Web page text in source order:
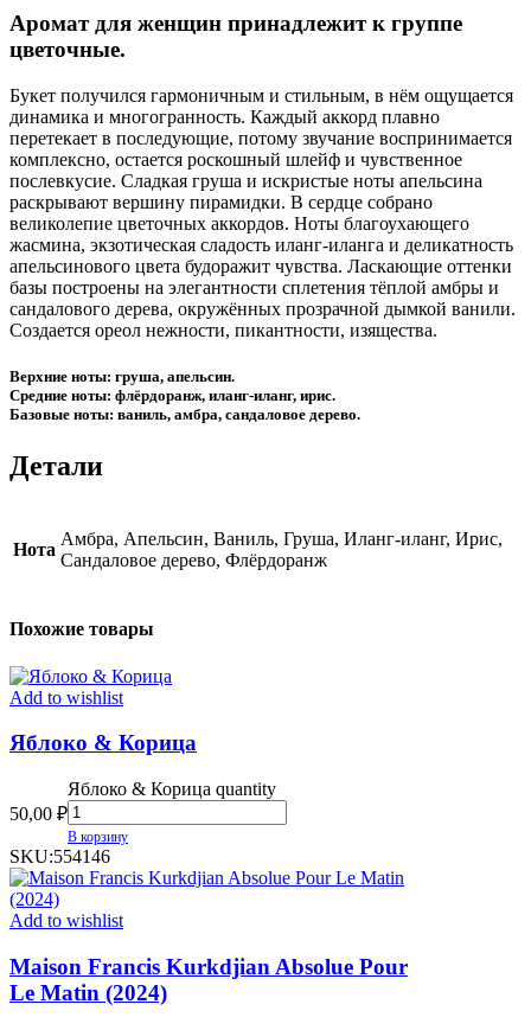
Аромат для женщин принадлежит к группе
цветочные.
Букет получился гармоничным и стильным, в нём ощущается
динамика и многогранность. Каждый аккорд плавно
перетекает в последующие, потому звучание воспринимается
комплексно, остается роскошный шлейф и чувственное
послевкусие. Сладкая груша и искристые ноты апельсина
раскрывают вершину пирамидки. В сердце собрано
великолепие цветочных аккордов. Ноты благоухающего
жасмина, экзотическая сладость иланг-иланга и деликатность
апельсинового цвета будоражит чувства. Ласкающие оттенки
базы построены на элегантности сплетения тёплой амбры и
сандалового дерева, окружённых прозрачной дымкой ванили.
Создается ореол нежности, пикантности, изящества.
Верхние ноты: груша, апельсин.
Средние ноты: флёрдоранж, иланг-иланг, ирис.
Базовые ноты: ваниль, амбра, сандаловое дерево.
Детали
Нота
Амбра, Апельсин, Ваниль, Груша, Иланг-иланг, Ирис,
Сандаловое дерево, Флёрдоранж
Похожие товары
Add to wishlist
Яблоко & Корица
50,00 ₽
Яблоко & Корица quantity
В корзину
SKU:554146
Add to wishlist
Maison Francis Kurkdjian Absolue Pour
Le Matin (2024)